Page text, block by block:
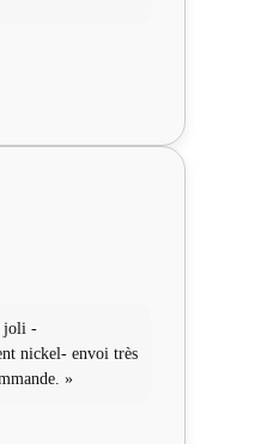
joli -
nickel- envoi très
»